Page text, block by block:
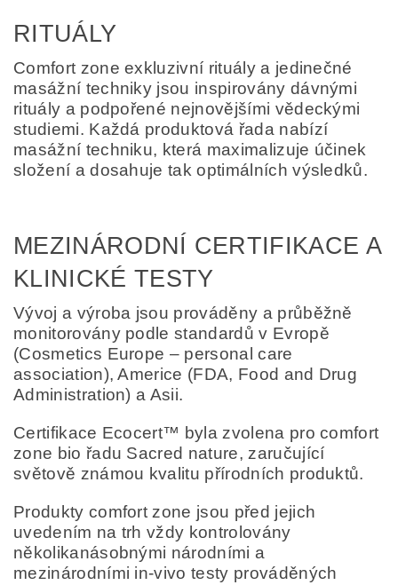
RITUÁLY
Comfort zone exkluzivní rituály a jedinečné
masážní techniky jsou inspirovány dávnými
rituály a podpořené nejnovějšími vědeckými
studiemi. Každá produktová řada nabízí
masážní techniku, která maximalizuje účinek
složení a dosahuje tak optimálních výsledků.
MEZINÁRODNÍ CERTIFIKACE A
KLINICKÉ TESTY
Vývoj a výroba jsou prováděny a průběžně
monitorovány podle standardů v Evropě
(Cosmetics Europe – personal care
association), Americe (FDA, Food and Drug
Administration) a Asii.
Certifikace Ecocert™ byla zvolena pro comfort
zone bio řadu Sacred nature, zaručující
světově známou kvalitu přírodních produktů.
Produkty comfort zone jsou před jejich
uvedením na trh vždy kontrolovány
několikanásobnými národními a
mezinárodními in-vivo testy prováděných